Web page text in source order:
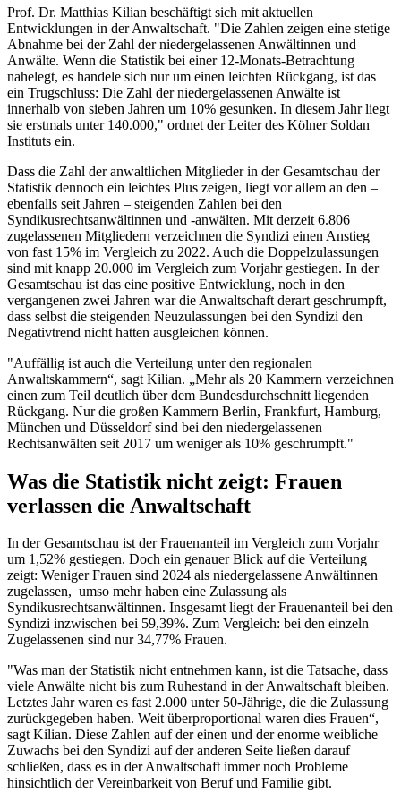
Prof. Dr. Matthias Kilian beschäftigt sich mit aktuellen
Entwicklungen in der Anwaltschaft. "Die Zahlen zeigen eine stetige
Abnahme bei der Zahl der niedergelassenen Anwältinnen und
Anwälte. Wenn die Statistik bei einer 12-Monats-Betrachtung
nahelegt, es handele sich nur um einen leichten Rückgang, ist das
ein Trugschluss: Die Zahl der niedergelassenen Anwälte ist
innerhalb von sieben Jahren um 10% gesunken. In diesem Jahr liegt
sie erstmals unter 140.000," ordnet der Leiter des Kölner Soldan
Instituts ein.
Dass die Zahl der anwaltlichen Mitglieder in der Gesamtschau der
Statistik dennoch ein leichtes Plus zeigen, liegt vor allem an den –
ebenfalls seit Jahren – steigenden Zahlen bei den
Syndikusrechtsanwältinnen und -anwälten. Mit derzeit 6.806
zugelassenen Mitgliedern verzeichnen die Syndizi einen Anstieg
von fast 15% im Vergleich zu 2022. Auch die Doppelzulassungen
sind mit knapp 20.000 im Vergleich zum Vorjahr gestiegen. In der
Gesamtschau ist das eine positive Entwicklung, noch in den
vergangenen zwei Jahren war die Anwaltschaft derart geschrumpft,
dass selbst die steigenden Neuzulassungen bei den Syndizi den
Negativtrend nicht hatten ausgleichen können.
"Auffällig ist auch die Verteilung unter den regionalen
Anwaltskammern“, sagt Kilian. „Mehr als 20 Kammern verzeichnen
einen zum Teil deutlich über dem Bundesdurchschnitt liegenden
Rückgang. Nur die großen Kammern Berlin, Frankfurt, Hamburg,
München und Düsseldorf sind bei den niedergelassenen
Rechtsanwälten seit 2017 um weniger als 10% geschrumpft."
Was die Statistik nicht zeigt: Frauen
verlassen die Anwaltschaft
In der Gesamtschau ist der Frauenanteil im Vergleich zum Vorjahr
um 1,52% gestiegen. Doch ein genauer Blick auf die Verteilung
zeigt: Weniger Frauen sind 2024 als niedergelassene Anwältinnen
zugelassen, umso mehr haben eine Zulassung als
Syndikusrechtsanwältinnen. Insgesamt liegt der Frauenanteil bei den
Syndizi inzwischen bei 59,39%. Zum Vergleich: bei den einzeln
Zugelassenen sind nur 34,77% Frauen.
"Was man der Statistik nicht entnehmen kann, ist die Tatsache, dass
viele Anwälte nicht bis zum Ruhestand in der Anwaltschaft bleiben.
Letztes Jahr waren es fast 2.000 unter 50-Jährige, die die Zulassung
zurückgegeben haben. Weit überproportional waren dies Frauen“,
sagt Kilian. Diese Zahlen auf der einen und der enorme weibliche
Zuwachs bei den Syndizi auf der anderen Seite ließen darauf
schließen, dass es in der Anwaltschaft immer noch Probleme
hinsichtlich der Vereinbarkeit von Beruf und Familie gibt.